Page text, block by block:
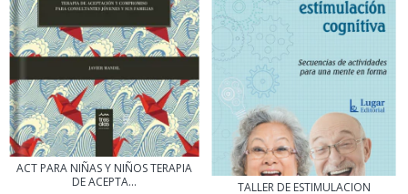
ACT PARA NIÑAS Y NIÑOS TERAPIA
DE ACEPTA...
TALLER DE ESTIMULACION